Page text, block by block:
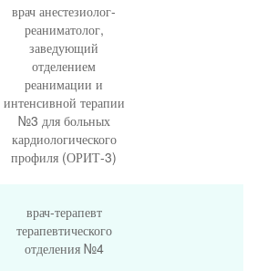
врач анестезиолог-
реаниматолог,
заведующий
отделением
реанимации и
интенсивной терапии
№3 для больных
кардиологического
профиля (ОРИТ-3)
врач-терапевт
терапевтического
отделения №4